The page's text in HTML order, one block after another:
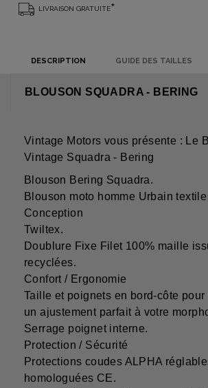
LIVRAISON GRATUITE*
DESCRIPTION GUIDE DES TAILLES
BLOUSON SQUADRA - BERING
Vintage Motors vous présente : Le
Vintage Squadra - Bering
Blouson Bering Squadra.
Blouson moto homme Urbain
Conception
Twiltex.
Doublure Fixe Filet 100% maille
recyclées.
Confort / Ergonomie
Taille et poignets en bord-côte pour
un ajustement parfait à votre
Serrage poignet interne.
Protection / Sécurité
Protections coudes ALPHA
homologuées CE.